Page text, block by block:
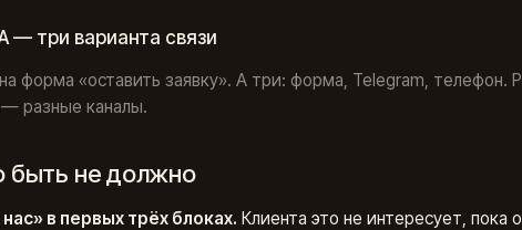
— три варианта связи
форма «оставить заявку». А три: форма, Telegram, телефон.
разные каналы.
быть не должно
в первых трёх блоках. Клиента это не интересует, пока